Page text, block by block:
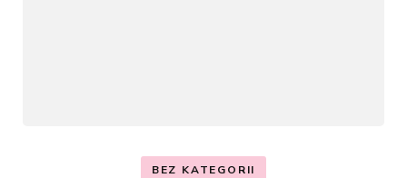
BEZ KATEGORII